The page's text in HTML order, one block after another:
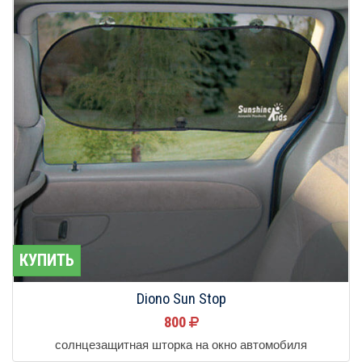
КУПИТЬ
Diono Sun Stop
800
солнцезащитная шторка на окно автомобиля